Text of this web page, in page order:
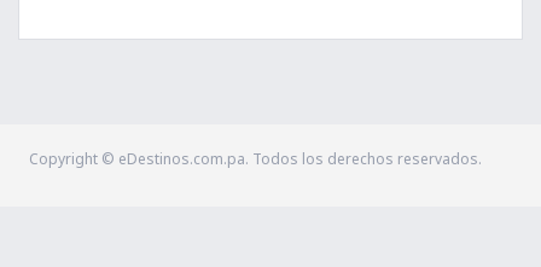
Copyright © eDestinos.com.pa. Todos los derechos reservados.